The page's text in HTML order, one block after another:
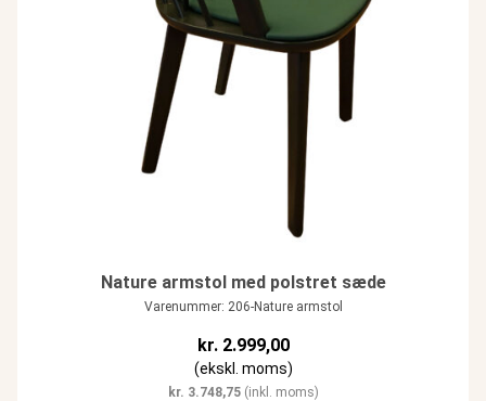
Nature armstol med polstret sæde
Varenummer: 206-Nature armstol
kr.2.999,00
(ekskl. moms)
kr. 3.748,75(inkl. moms)